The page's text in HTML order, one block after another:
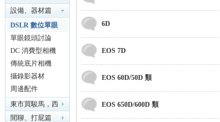
no
設備、器材篇
DSLR 數位單眼
單眼鏡頭討論
DC 消費型相機
傳統底片相機
攝錄影器材
周邊配件
東市買駿馬，西
市買鞍韉，南市
閒聊、打屁篇
6D
EOS 7D
EOS 60D/50D 類
EOS 650D/600D 類